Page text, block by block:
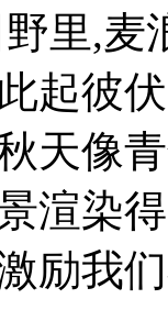
里,麦
起彼
像
景渲
励我